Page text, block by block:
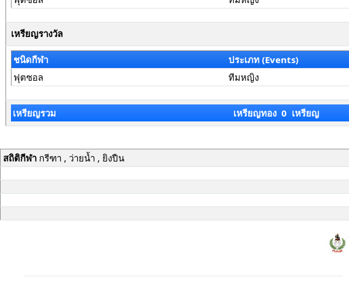
เหรียญรางวัล
ชนิดกีฬา ประเภท (Events)
ฟุตซอล
ทีมหญิง
เหรียญรวม เหรียญทอง 0 เหรียญ
สถิติกีฬากรีฑา , ว่ายน้ำ , ยิงปืน